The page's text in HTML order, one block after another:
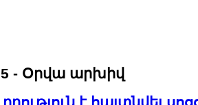
- Օրվա արխիվ
է հայտնվել